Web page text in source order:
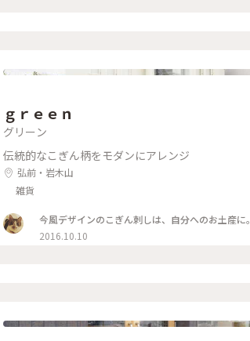
ｇｒｅｅｎ
グリーン
伝統的なこぎん柄をモダンにアレンジ
弘前・岩木山
雑貨
今風デザインのこぎん刺しは、自分へのお土産に。
2016.10.10